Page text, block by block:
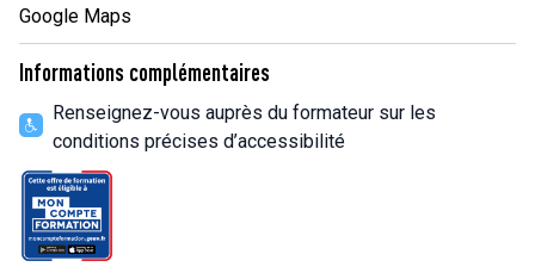
Google Maps
Informations complémentaires
Renseignez-vous auprès du formateur sur les
conditions précises d’accessibilité